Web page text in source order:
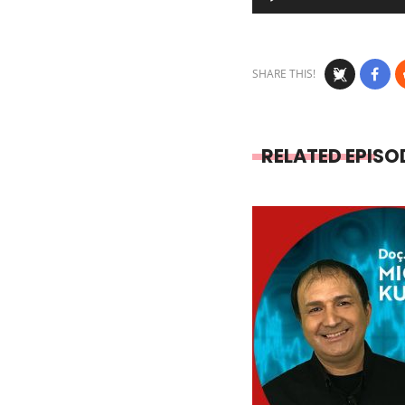
Player
SHARE THIS!
RELATED